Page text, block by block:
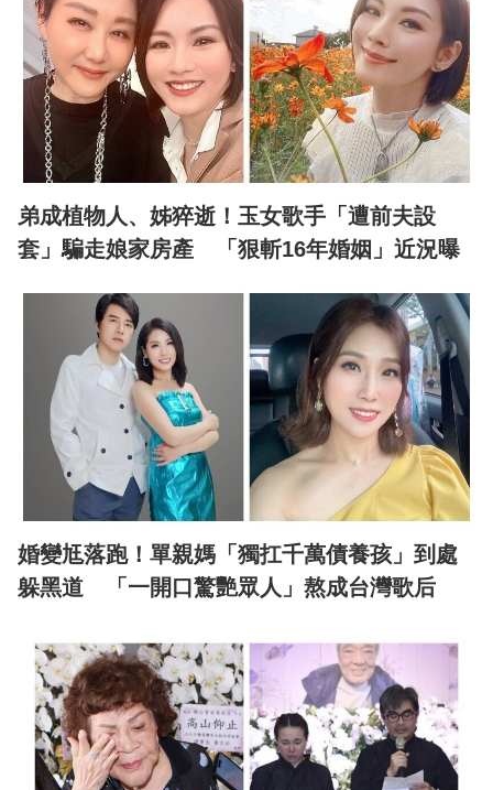
弟成植物人、姊猝逝！玉女歌手「遭前夫設
套」騙走娘家房產 「狠斬16年婚姻」近況曝
婚變尪落跑！單親媽「獨扛千萬債養孩」到處
躲黑道 「一開口驚艷眾人」熬成台灣歌后